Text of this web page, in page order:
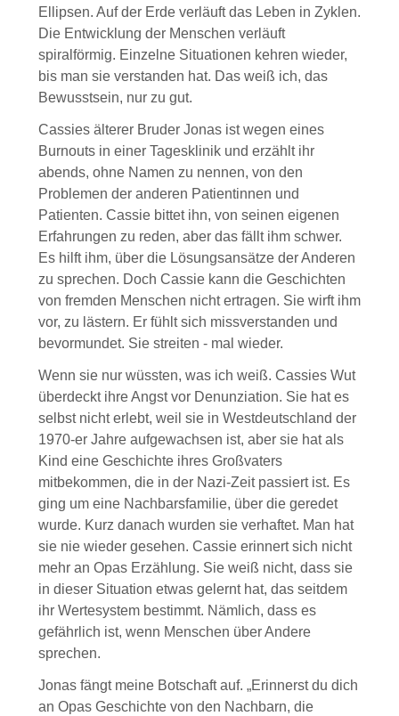
Ellipsen. Auf der Erde verläuft das Leben in Zyklen.
Die Entwicklung der Menschen verläuft
spiralförmig. Einzelne Situationen kehren wieder,
bis man sie verstanden hat. Das weiß ich, das
Bewusstsein, nur zu gut.
Cassies älterer Bruder Jonas ist wegen eines
Burnouts in einer Tagesklinik und erzählt ihr
abends, ohne Namen zu nennen, von den
Problemen der anderen Patientinnen und
Patienten. Cassie bittet ihn, von seinen eigenen
Erfahrungen zu reden, aber das fällt ihm schwer.
Es hilft ihm, über die Lösungsansätze der Anderen
zu sprechen. Doch Cassie kann die Geschichten
von fremden Menschen nicht ertragen. Sie wirft ihm
vor, zu lästern. Er fühlt sich missverstanden und
bevormundet. Sie streiten - mal wieder.
Wenn sie nur wüssten, was ich weiß. Cassies Wut
überdeckt ihre Angst vor Denunziation. Sie hat es
selbst nicht erlebt, weil sie in Westdeutschland der
1970-er Jahre aufgewachsen ist, aber sie hat als
Kind eine Geschichte ihres Großvaters
mitbekommen, die in der Nazi-Zeit passiert ist. Es
ging um eine Nachbarsfamilie, über die geredet
wurde. Kurz danach wurden sie verhaftet. Man hat
sie nie wieder gesehen. Cassie erinnert sich nicht
mehr an Opas Erzählung. Sie weiß nicht, dass sie
in dieser Situation etwas gelernt hat, das seitdem
ihr Wertesystem bestimmt. Nämlich, dass es
gefährlich ist, wenn Menschen über Andere
sprechen.
Jonas fängt meine Botschaft auf. „Erinnerst du dich
an Opas Geschichte von den Nachbarn, die